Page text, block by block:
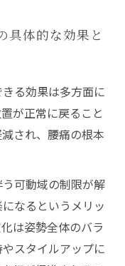
具体的な効果と
る効果は多方面に
が正常に戻ること
され、腰痛の根本
可動域の制限が解
なるというメリッ
は姿勢全体のバラ
スタイルアップに